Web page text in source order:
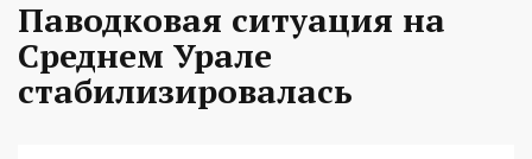
Паводковая ситуация на
Среднем Урале
стабилизировалась